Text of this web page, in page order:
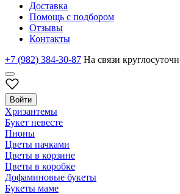
Доставка
Помощь с подбором
Отзывы
Контакты
+7 (982) 384-30-87 На связи
Войти
Хризантемы
Букет невесте
Пионы
Цветы пачками
Цветы в корзине
Цветы в коробке
Дофаминовые букеты
Букеты маме